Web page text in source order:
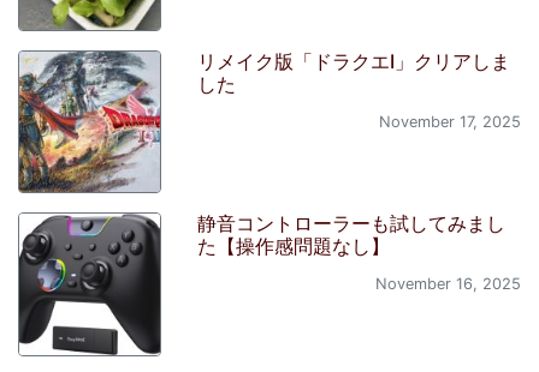
リメイク版「ドラクエI」クリアしま
した
November 17, 2025
静音コントローラーも試してみまし
た【操作感問題なし】
November 16, 2025